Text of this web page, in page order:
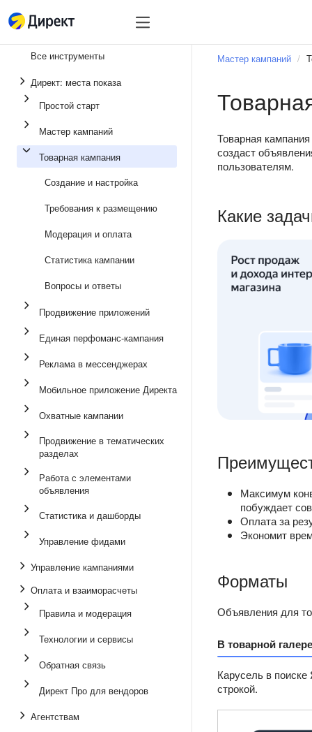
Инструменты
Реклама в
Медийная реклама
Мастер кампаний
Простой старт
Все инструменты
Директ: места показа
Простой старт
Мастер кампаний
Товарная кампания
Создание и настройка
Требования к размещению
Модерация и оплата
Статистика кампании
Вопросы и ответы
Продвижение приложений
Единая перфоманс-кампания
Реклама в мессенджерах
Мобильное приложение Директа
Охватные кампании
Продвижение в тематических
разделах
Работа с элементами
объявления
Статистика и дашборды
Управление фидами
Управление кампаниями
Оплата и взаиморасчеты
Правила и модерация
Технологии и сервисы
Обратная связь
Директ Про для вендоров
Агентствам
Мастер кампаний
Товарная
создаст
пользователям.
Какие
Максимум
побуждает
Оплата за
Экономит
Форматы
Объявления для
В товарной
Карусель в
строкой.